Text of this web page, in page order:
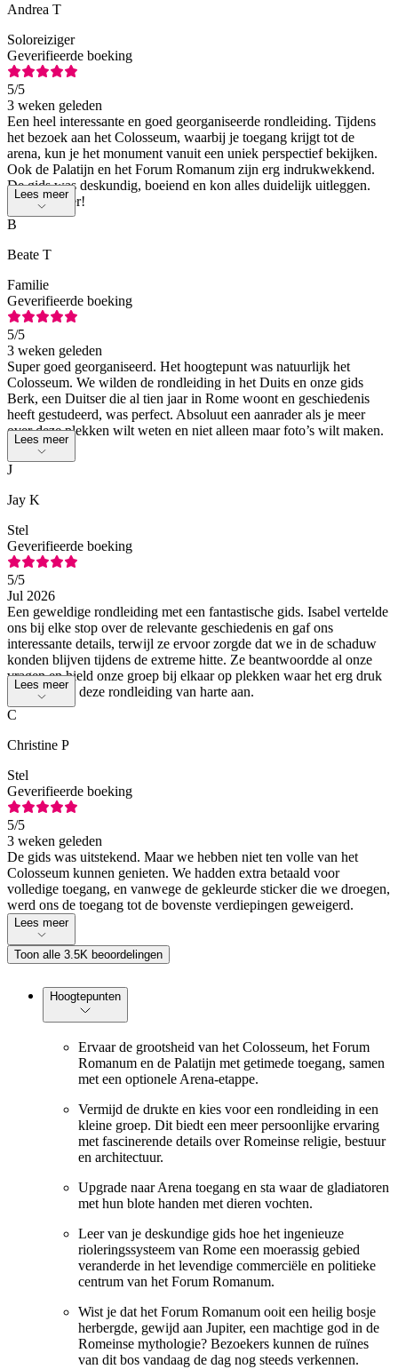
Andrea T
Soloreiziger
Geverifieerde boeking
5/5
3 weken geleden
Een heel interessante en goed georganiseerde rondleiding. Tijdens
het bezoek aan het Colosseum, waarbij je toegang krijgt tot de
arena, kun je het monument vanuit een uniek perspectief bekijken.
Ook de Palatijn en het Forum Romanum zijn erg indrukwekkend.
De gids was deskundig, boeiend en kon alles duidelijk uitleggen.
Een aanrader!
Lees meer
B
Beate T
Familie
Geverifieerde boeking
5/5
3 weken geleden
Super goed georganiseerd. Het hoogtepunt was natuurlijk het
Colosseum. We wilden de rondleiding in het Duits en onze gids
Berk, een Duitser die al tien jaar in Rome woont en geschiedenis
heeft gestudeerd, was perfect. Absoluut een aanrader als je meer
over deze plekken wilt weten en niet alleen maar foto’s wilt maken.
Lees meer
J
Jay K
Stel
Geverifieerde boeking
5/5
Jul 2026
Een geweldige rondleiding met een fantastische gids. Isabel vertelde
ons bij elke stop over de relevante geschiedenis en gaf ons
interessante details, terwijl ze ervoor zorgde dat we in de schaduw
konden blijven tijdens de extreme hitte. Ze beantwoordde al onze
vragen en hield onze groep bij elkaar op plekken waar het erg druk
was. Ik raad deze rondleiding van harte aan.
Lees meer
C
Christine P
Stel
Geverifieerde boeking
5/5
3 weken geleden
De gids was uitstekend. Maar we hebben niet ten volle van het
Colosseum kunnen genieten. We hadden extra betaald voor
volledige toegang, en vanwege de gekleurde sticker die we droegen,
werd ons de toegang tot de bovenste verdiepingen geweigerd.
Lees meer
Toon alle 3.5K beoordelingen
Hoogtepunten
Ervaar de grootsheid van het Colosseum, het Forum
Romanum en de Palatijn met getimede toegang, samen
met een optionele Arena-etappe.
Vermijd de drukte en kies voor een rondleiding in een
kleine groep. Dit biedt een meer persoonlijke ervaring
met fascinerende details over Romeinse religie, bestuur
en architectuur.
Upgrade naar Arena toegang en sta waar de gladiatoren
met hun blote handen met dieren vochten.
Leer van je deskundige gids hoe het ingenieuze
rioleringssysteem van Rome een moerassig gebied
veranderde in het levendige commerciële en politieke
centrum van het Forum Romanum.
Wist je dat het Forum Romanum ooit een heilig bosje
herbergde, gewijd aan Jupiter, een machtige god in de
Romeinse mythologie? Bezoekers kunnen de ruïnes
van dit bos vandaag de dag nog steeds verkennen.